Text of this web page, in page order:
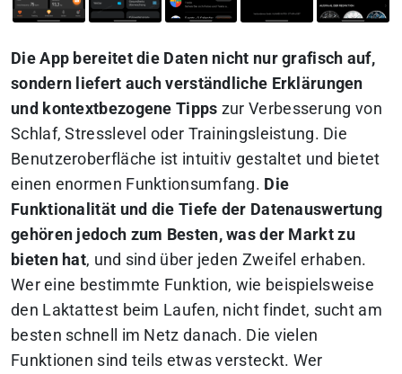
Die App bereitet die Daten nicht nur grafisch auf,
sondern liefert auch verständliche Erklärungen
und kontextbezogene Tipps zur Verbesserung von
Schlaf, Stresslevel oder Trainingsleistung. Die
Benutzeroberfläche ist intuitiv gestaltet und bietet
einen enormen Funktionsumfang. Die
Funktionalität und die Tiefe der Datenauswertung
gehören jedoch zum Besten, was der Markt zu
bieten hat, und sind über jeden Zweifel erhaben.
Wer eine bestimmte Funktion, wie beispielsweise
den Laktattest beim Laufen, nicht findet, sucht am
besten schnell im Netz danach. Die vielen
Funktionen sind teils etwas versteckt. Wer